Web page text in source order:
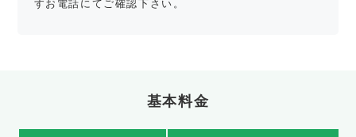
すお電話にてご確認下さい。
基本料金